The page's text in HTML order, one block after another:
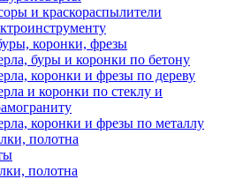
и краскораспылители
коронки, фрезы
буры и коронки по бетону
коронки и фрезы по дереву
и коронки по стеклу и
коронки и фрезы по металлу
полотна
полотна